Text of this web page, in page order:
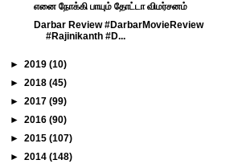
எனை நோக்கி பாயும் தோட்டா விமர்சனம்
Darbar Review #DarbarMovieReview
#Rajinikanth #D...
► 2019 (10)
► 2018 (45)
► 2017 (99)
► 2016 (90)
► 2015 (107)
► 2014 (148)